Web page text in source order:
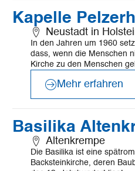
Kapelle
Neustadt in
In den Jahren um 1960
dass, wenn die Menschen
Kirche zu den Menschen
Mehr
erfahren
Mehr erfahren
Basilika
Altenkrempe
Die Basilika ist eine
Backsteinkirche, deren
Mehr
erfahren